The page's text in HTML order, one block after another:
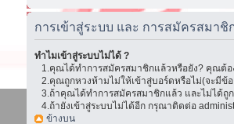
การเข้าสู่ระบบ และ การสมัครสมาชิ
ทำไมเข้าสู่ระบบไม่ได้ ?
1.คุณได้ทำการสมัครสมาชิกแล้วหรือยัง? คุณต้อ
2.คุณถูกหวงห้ามไม่ให้เข้าสู่บอร์ดหรือไม่(จะมีข้
3.ถ้าคุณได้ทำการสมัครสมาชิกแล้ว และไม่ได้ถู
4.ถ้ายังเข้าสู่ระบบไม่ได้อีก กรุณาติดต่อ
ข้างบน